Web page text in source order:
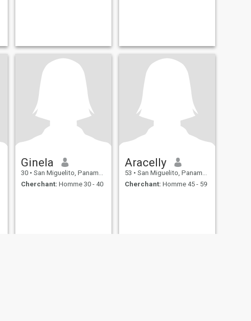
Ginela
30 • San Miguelito, Panamá, Paname
Cherchant: Homme 30 - 40
Aracelly
53 • San Miguelito, Panamá, Paname
Cherchant: Homme 45 - 59